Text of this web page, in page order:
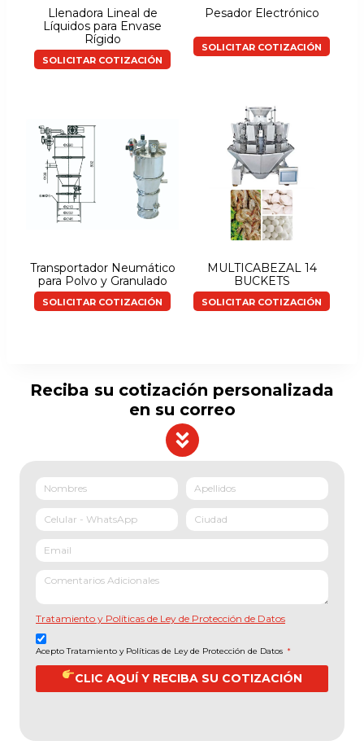
Llenadora Lineal de
Líquidos para Envase
Rígido
SOLICITAR COTIZACIÓN
Pesador Electrónico
SOLICITAR COTIZACIÓN
Transportador Neumático
para Polvo y Granulado
SOLICITAR COTIZACIÓN
MULTICABEZAL 14
BUCKETS
SOLICITAR COTIZACIÓN
Reciba su cotización personalizada
en su correo
Tratamiento y Políticas de Ley de Protección de Datos
Acepto Tratamiento y Políticas de Ley de Protección de Datos *
CLIC AQUÍ Y RECIBA SU COTIZACIÓN